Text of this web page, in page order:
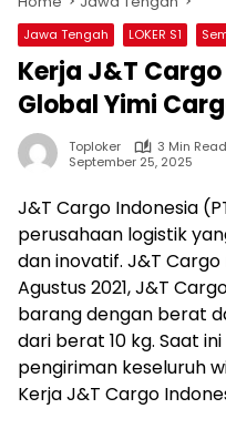
Jawa Tengah LOKER S1
Kerja J&T
Global Yimi
Toploker
3 Min Read
September 25, 2025
J&T Cargo Indonesia
perusahaan logistik
dan inovatif. J&T
Agustus 2021, J&T
barang dengan berat
dari berat 10 kg. Saat
pengiriman keseluruh
Kerja J&T Cargo